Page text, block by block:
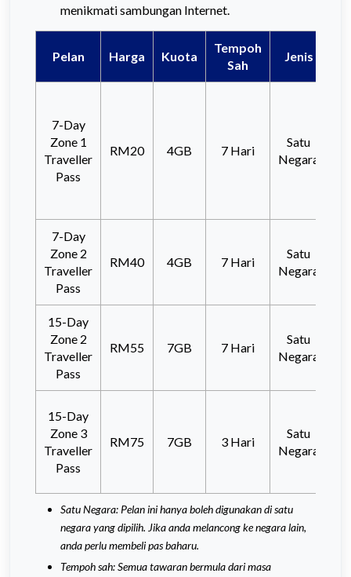
menikmati sambungan Internet.
Pelan Harga Kuota
Tempoh
Sah
Jenis
7-Day
Zone 1
Traveller
Pass
RM20 4GB 7 Hari
Satu
Negara
7-Day
Zone 2
Traveller
Pass
RM40 4GB 7 Hari
Satu
Negara
15-Day
Zone 2
Traveller
Pass
RM55 7GB 7 Hari
Satu
Negara
15-Day
Zone 3
Traveller
Pass
RM75 7GB 3 Hari
Satu
Negara
Satu Negara: Pelan ini hanya boleh digunakan di satu
negara yang dipilih. Jika anda melancong ke negara lain,
anda perlu membeli pas baharu.
Tempoh sah: Semua tawaran bermula dari masa